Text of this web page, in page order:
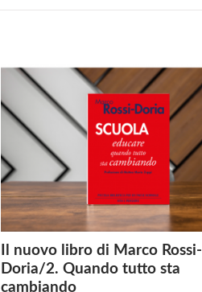
Il nuovo libro di Marco Rossi-
Doria/2. Quando tutto sta
cambiando